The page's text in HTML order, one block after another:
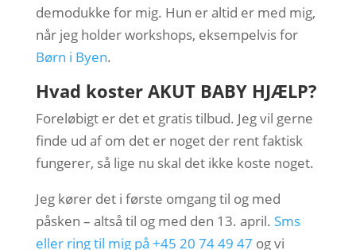
demodukke for mig. Hun er altid er med mig,
når jeg holder workshops, eksempelvis for
Børn i Byen.
Hvad koster AKUT BABY HJÆLP?
Foreløbigt er det et gratis tilbud. Jeg vil gerne
finde ud af om det er noget der rent faktisk
fungerer, så lige nu skal det ikke koste noget.
Jeg kører det i første omgang til og med
påsken – altså til og med den 13. april. Sms
eller ring til mig på +45 20 74 49 47 og vi